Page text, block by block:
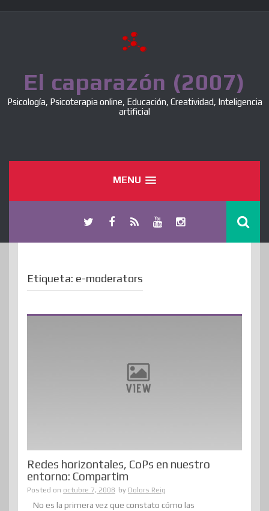
El caparazón (2007)
Psicología, Psicoterapia online, Educación, Creatividad, Inteligencia
artificial
MENU
Etiqueta: e-moderators
Redes horizontales, CoPs en nuestro
entorno: Compartim
Posted on octubre 7, 2008 by Dolors Reig
No es la primera vez que constato cómo las